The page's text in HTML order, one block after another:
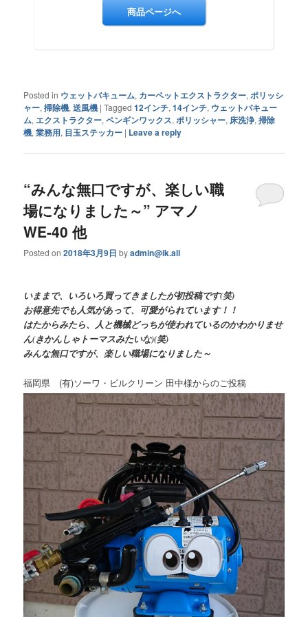
Posted in ウェットバキューム, カーペットエクストラクター, ポリッシ
ャー,掃除機,送風機 |Tagged 12インチ,14インチ, ウェットバキュー
ム, エクストラクター,ペンギンワックス, ポリッシャー, 床洗浄,掃除
機,業務用, 目玉ステッカー | Leave a reply
“みんな無口ですが、楽しい職
場になりました～” アマノ
WE-40 他
Posted on2018年3月9日 byadmin@ik.all
いままで、いろいろ買ってきましたが初投稿です(笑)
お得意先でも人気があって、可愛がられています！！
はたからみたら、人と機械どっちが使われているのかわかりませ
ん(きかんしゃトーマスみたいな)(笑)
みんな無口ですが、楽しい職場になりました～
福岡県 (有)ソーワ・ビルクリーン 田中様からのご投稿